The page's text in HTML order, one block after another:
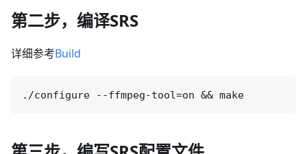
第二步，编译SRS
详细参考Build